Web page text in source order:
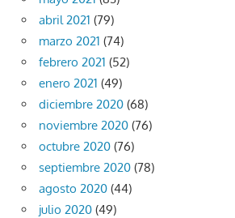
abril 2021 (79)
marzo 2021 (74)
febrero 2021 (52)
enero 2021 (49)
diciembre 2020 (68)
noviembre 2020 (76)
octubre 2020 (76)
septiembre 2020 (78)
agosto 2020 (44)
julio 2020 (49)